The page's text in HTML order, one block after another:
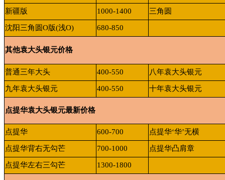
新疆版 1000-1400 三角圆
沈阳三角圆 O版(浅O) 680-850
其他袁大头银元价格
普通三年大头 400-550 八年袁大头银元
九年袁大头银元 400-550 十年袁大头银元
点提华袁大头银元最新价格
点提华 600-700 点提华‘华’无横
点提华背右无勾芒 700-1000 点提华凸肩章
点提华左右三勾芒 1300-1800